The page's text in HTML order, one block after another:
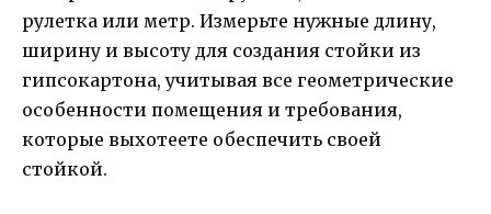
рулетка или метр. Измерьте нужные длину,
ширину и высоту для создания стойки из
гипсокартона, учитывая все геометрические
особенности помещения и требования,
которые выхотеете обеспечить своей
стойкой.